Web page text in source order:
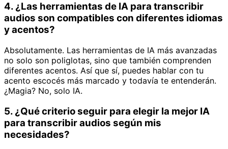
4. ¿Las herramientas de IA para transcribir
audios son compatibles con diferentes idiomas
y acentos?
Absolutamente. Las herramientas de IA más avanzadas
no solo son poliglotas, sino que también comprenden
diferentes acentos. Así que sí, puedes hablar con tu
acento escocés más marcado y todavía te entenderán.
¿Magia? No, solo IA.
5. ¿Qué criterio seguir para elegir la mejor IA
para transcribir audios según mis
necesidades?